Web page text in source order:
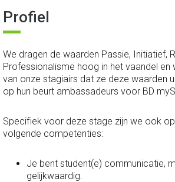
Profiel
We dragen de waarden Passie, Initiatief,
Professionalisme hoog in het vaandel
van onze stagiairs dat ze deze waarden
op hun beurt ambassadeurs voor BD
Specifiek voor deze stage zijn we ook
volgende competenties:
Je bent student(e) communicatie,
gelijkwaardig.